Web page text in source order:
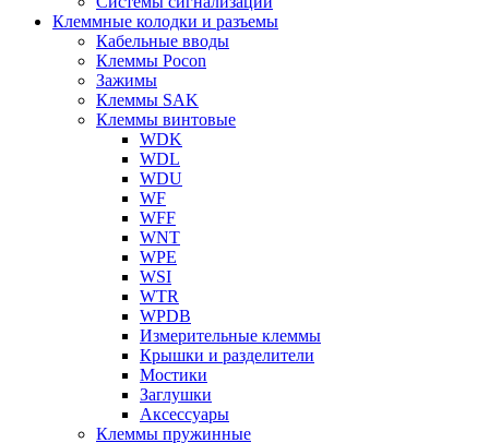
Клеммные колодки и разъемы
Кабельные вводы
Клеммы Pocon
Зажимы
Клеммы SAK
Клеммы винтовые
WDK
WDL
WDU
WF
WFF
WNT
WPE
WSI
WTR
WPDB
Измерительные клеммы
Крышки и разделители
Мостики
Заглушки
Аксессуары
Клеммы пружинные